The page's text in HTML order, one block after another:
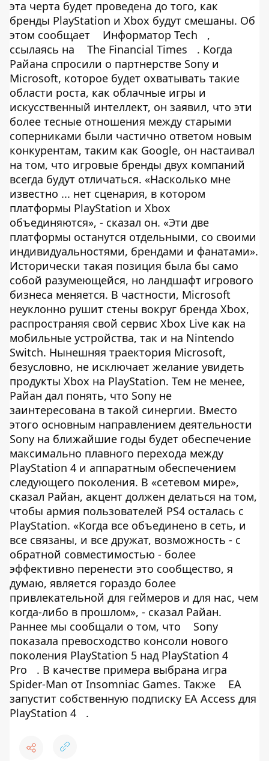
эта черта будет проведена до того, как
бренды PlayStation и Xbox будут смешаны. Об
этом сообщает
Информатор Tech
,
ссылаясь на
The Financial Times
. Когда
Райана спросили о партнерстве Sony и
Microsoft, которое будет охватывать такие
области роста, как облачные игры и
искусственный интеллект, он заявил, что эти
более тесные отношения между старыми
соперниками были частично ответом новым
конкурентам, таким как Google, он настаивал
на том, что игровые бренды двух компаний
всегда будут отличаться. «Насколько мне
известно ... нет сценария, в котором
платформы PlayStation и Xbox
объединяются», - сказал он. «Эти две
платформы останутся отдельными, со своими
индивидуальностями, брендами и фанатами».
Исторически такая позиция была бы само
собой разумеющейся, но ландшафт игрового
бизнеса меняется. В частности, Microsoft
неуклонно рушит стены вокруг бренда Xbox,
распространяя свой сервис Xbox Live как на
мобильные устройства, так и на Nintendo
Switch. Нынешняя траектория Microsoft,
безусловно, не исключает желание увидеть
продукты Xbox на PlayStation. Тем не менее,
Райан дал понять, что Sony не
заинтересована в такой синергии. Вместо
этого основным направлением деятельности
Sony на ближайшие годы будет обеспечение
максимально плавного перехода между
PlayStation 4 и аппаратным обеспечением
следующего поколения. В «сетевом мире»,
сказал Райан, акцент должен делаться на том,
чтобы армия пользователей PS4 осталась с
PlayStation. «Когда все объединено в сеть, и
все связаны, и все дружат, возможность - с
обратной совместимостью - более
эффективно перенести это сообщество, я
думаю, является гораздо более
привлекательной для геймеров и для нас, чем
когда-либо в прошлом», - сказал Райан.
Раннее мы сообщали о том, что
Sony
показала превосходство консоли нового
поколения PlayStation 5 над PlayStation 4
Pro
. В качестве примера выбрана игра
Spider-Man oт Insomniac Games. Также
ЕА
запустит собственную подписку EA Access для
PlayStation 4
.